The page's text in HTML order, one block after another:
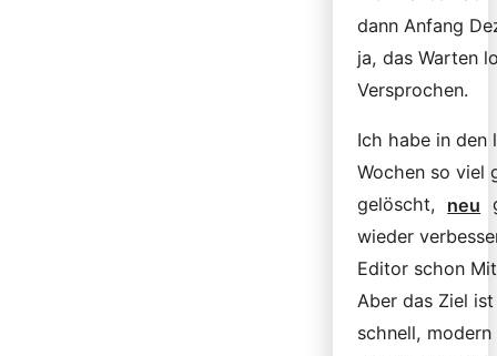
dann Anfang
ja, das Warten
Versprochen.
Ich habe in den
Wochen so viel
gelöscht, neu
wieder
Editor schon
Aber das Ziel
schnell, modern